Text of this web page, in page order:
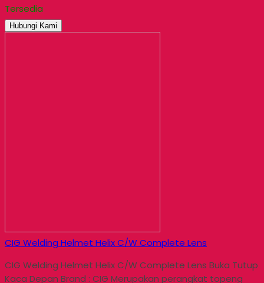
Tersedia
Hubungi Kami
CIG Welding Helmet Helix C/W Complete Lens
CIG Welding Helmet Helix C/W Complete Lens Buka Tutup
Kaca Depan Brand : CIG Merupakan perangkat topeng